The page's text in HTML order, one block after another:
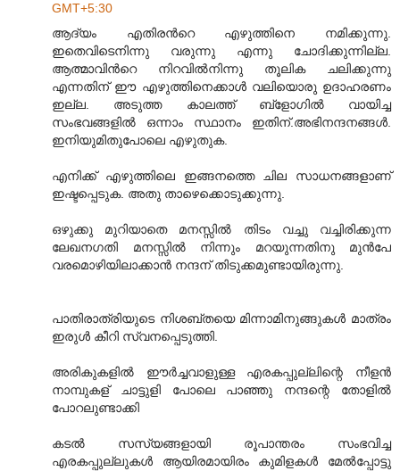
GMT+5:30
ആദ്യം എതിരന്‍റെ എഴുത്തിനെ നമിക്കുന്നു.
ഇതെവിടെനിന്നു വരുന്നു എന്നു ചോദിക്കുന്നില്ല.
ആത്മാവിന്‍റെ നിറവില്‍നിന്നു തൂലിക ചലിക്കുന്നു
എന്നതിന് ഈ എഴുത്തിനെക്കാള്‍ വലിയൊരു ഉദാഹരണം
ഇല്ല. അടുത്ത കാലത്ത് ബ്ളോഗില്‍ വായിച്ച
സംഭവങ്ങളില്‍ ഒന്നാം സ്ഥാനം ഇതിന്.അഭിനന്ദനങ്ങള്‍.
ഇനിയുമിതുപോലെ എഴുതുക.
എനിക്ക് എഴുത്തിലെ ഇങ്ങനത്തെ ചില സാധനങ്ങളാണ്
ഇഷ്ടപ്പെടുക. അതു താഴെക്കൊടുക്കുന്നു.
ഒഴുക്കു മുറിയാതെ മനസ്സില്‍ തിടം വച്ചു വച്ചിരിക്കുന്ന
ലേഖനഗതി മനസ്സില്‍ നിന്നും മറയുന്നതിനു മുന്‍പേ
വരമൊഴിയിലാക്കാന്‍ നന്ദന് തിടുക്കമുണ്ടായിരുന്നു.
പാതിരാത്രിയുടെ നിശബ്തയെ മിന്നാമിനുങ്ങുകള്‍ മാത്രം
ഇരുള്‍ കീറി സ്വനപ്പെടുത്തി.
അരികുകളില്‍ ഈ‍ര്‍ച്ചവാളുള്ള എരകപ്പുല്ലിന്റെ നീളന്‍
നാമ്പുകള് ‍ചാട്ടുളി പോലെ പാഞ്ഞു നന്ദന്റെ തോളില്‍‍
പോറലുണ്ടാക്കി
കടല്‍ സസ്യങ്ങളായി രൂപാന്തരം സംഭവിച്ച
എരകപ്പുല്ലുകള്‍ ആയിരമായിരം കുമിളകള്‍‍ മേല്‍പ്പോട്ടു